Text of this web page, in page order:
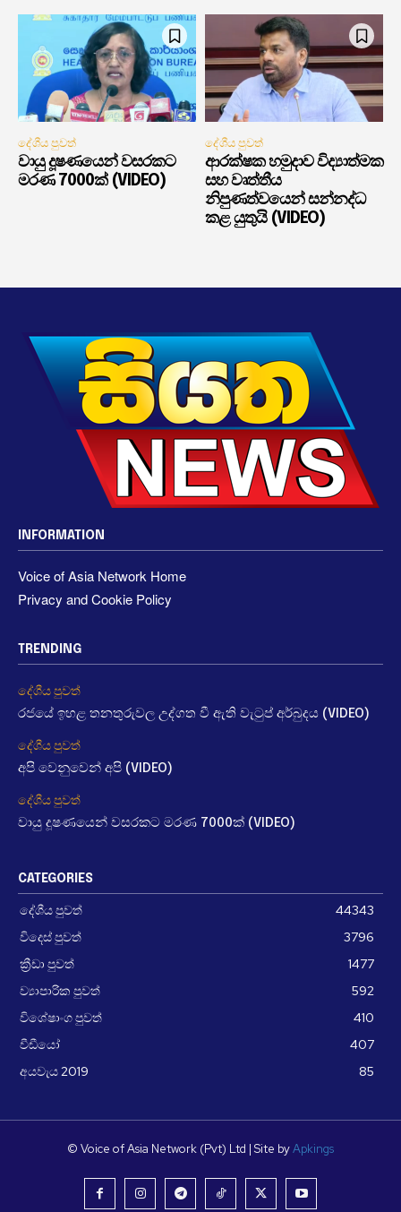
දේශීය පුවත්
වායු දූෂණයෙන් වසරකට
මරණ 7000ක් (VIDEO)
දේශීය පුවත්
ආරක්ෂක හමුදාව විද්‍යාත්මක
සහ වෘත්තීය
නිපුණත්වයෙන් සන්නද්ධ
කළ යුතුයි (VIDEO)
INFORMATION
Voice of Asia Network Home
Privacy and Cookie Policy
TRENDING
දේශීය පුවත්
රජයේ ඉහළ තනතුරුවල උද්ගත වී ඇති වැටුප් අර්බුදය (VIDEO)
දේශීය පුවත්
අපි වෙනුවෙන් අපි (VIDEO)
දේශීය පුවත්
වායු දූෂණයෙන් වසරකට මරණ 7000ක් (VIDEO)
CATEGORIES
දේශීය පුවත්
44343
විදෙස් පුවත්
3796
ක්‍රීඩා පුවත්
1477
ව්‍යාපාරික පුවත්
592
විශේෂාංග පුවත්
410
වීඩීයෝ
407
අයවැය 2019
85
© Voice of Asia Network (Pvt) Ltd | Site byApkings